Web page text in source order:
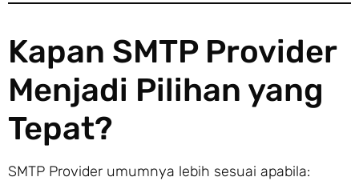
Kapan SMTP Provider
Menjadi Pilihan yang
Tepat?
SMTP Provider umumnya lebih sesuai apabila: